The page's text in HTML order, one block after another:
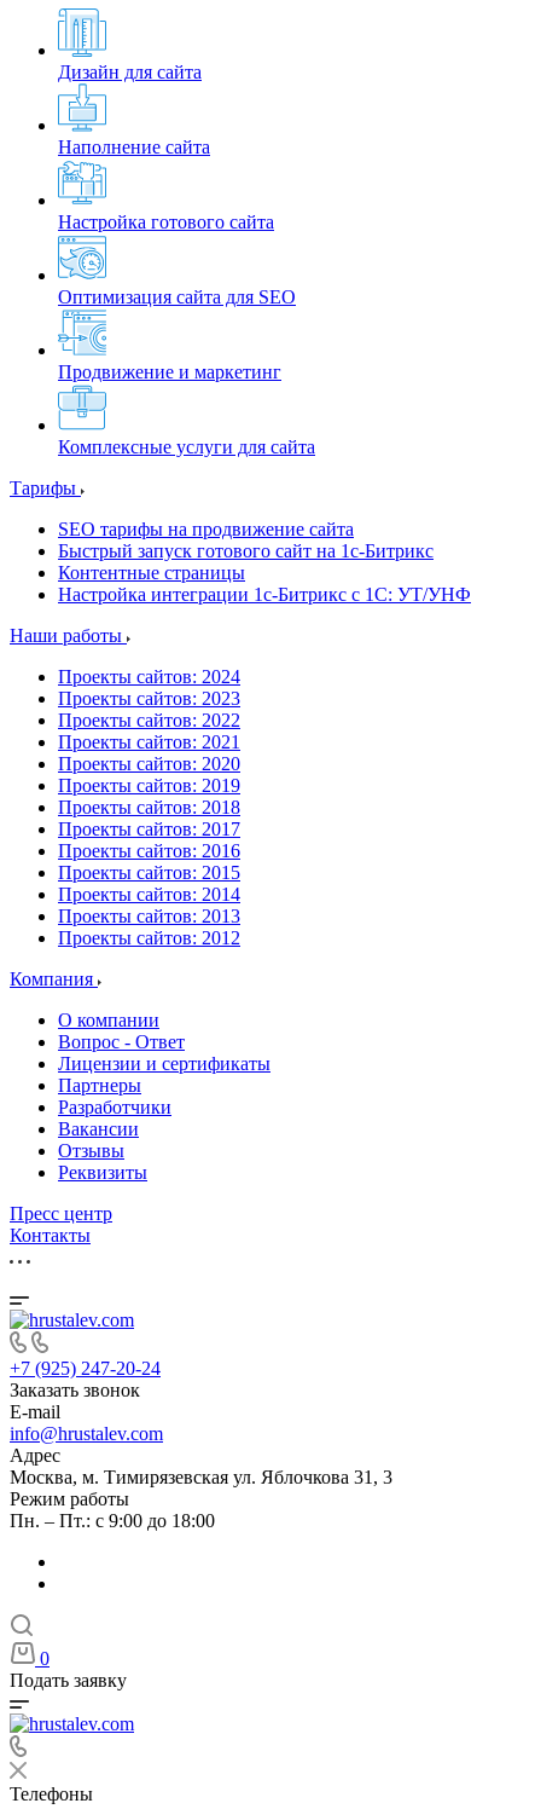
Дизайн для сайта
Наполнение сайта
Настройка готового сайта
Оптимизация сайта для SEO
Продвижение и маркетинг
Комплексные услуги для сайта
Тарифы
SEO тарифы на продвижение сайта
Быстрый запуск готового сайт на 1с-Битрикс
Контентные страницы
Настройка интеграции 1с-Битрикс с 1С: УТ/УНФ
Наши работы
Проекты сайтов: 2024
Проекты сайтов: 2023
Проекты сайтов: 2022
Проекты сайтов: 2021
Проекты сайтов: 2020
Проекты сайтов: 2019
Проекты сайтов: 2018
Проекты сайтов: 2017
Проекты сайтов: 2016
Проекты сайтов: 2015
Проекты сайтов: 2014
Проекты сайтов: 2013
Проекты сайтов: 2012
Компания
О компании
Вопрос - Ответ
Лицензии и сертификаты
Партнеры
Разработчики
Вакансии
Отзывы
Реквизиты
Пресс центр
Контакты
+7 (925) 247-20-24
Заказать звонок
E-mail
info@hrustalev.com
Адрес
Москва, м. Тимирязевская ул. Яблочкова 31, 3
Режим работы
Пн. – Пт.: с 9:00 до 18:00
0
Подать заявку
Телефоны